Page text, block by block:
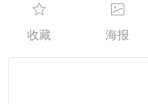
收藏 海报